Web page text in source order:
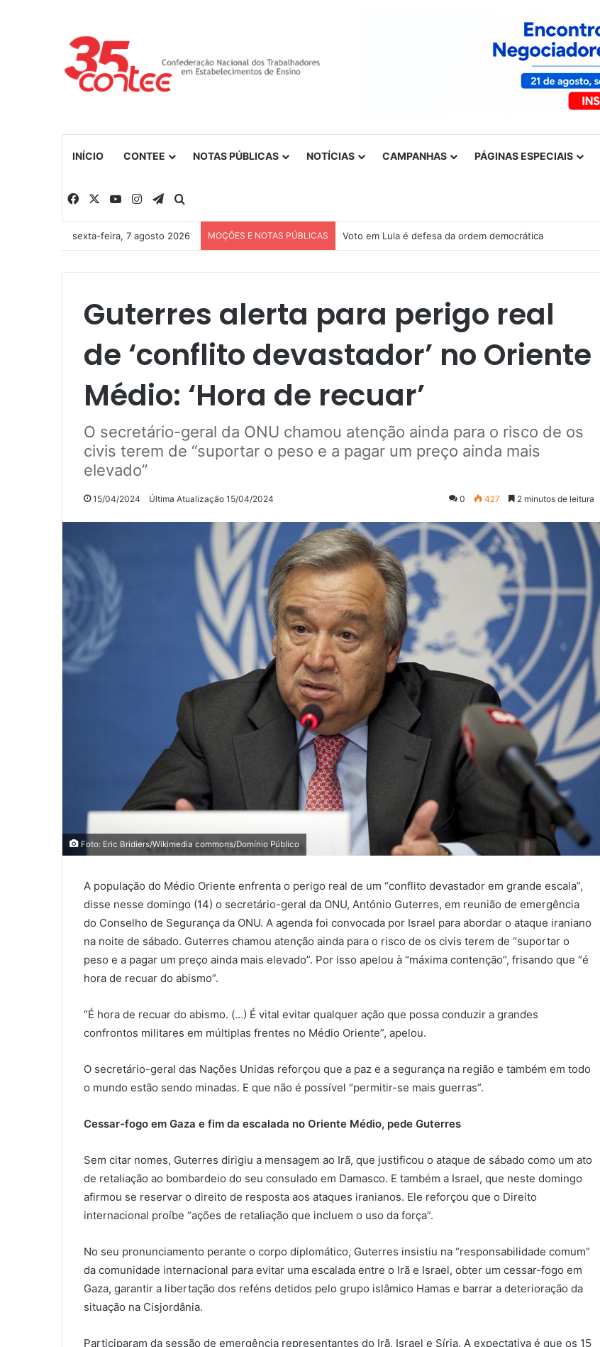
INÍCIO CONTEE NOTAS PÚBLICAS NOTÍCIAS CAMPANHAS PÁGINAS ESPECIAIS
Facebook YouTubeInstagramTelegram
sexta-feira, 7 agosto 2026 MOÇÕES E NOTAS PÚBLICAS Voto em Lula é defesa da ordem democrática
Guterres alerta para perigo real
de ‘conflito devastador’ no Oriente
Médio: ‘Hora de recuar’
O secretário-geral da ONU chamou atenção ainda para o risco de os
civis terem de “suportar o peso e a pagar um preço ainda mais
elevado”
15/04/2024 Última Atualização 15/04/2024 0 427 2 minutos de leitura
Foto: Eric Bridiers/Wikimedia commons/Domínio Público
A população do Médio Oriente enfrenta o perigo real de um “conflito devastador em grande escala”,
disse nesse domingo (14) o secretário-geral da ONU, António Guterres, em reunião de emergência
do Conselho de Segurança da ONU. A agenda foi convocada por Israel para abordar o ataque iraniano
na noite de sábado. Guterres chamou atenção ainda para o risco de os civis terem de “suportar o
peso e a pagar um preço ainda mais elevado”. Por isso apelou à “máxima contenção”, frisando que “é
hora de recuar do abismo”.
“É hora de recuar do abismo. (…) É vital evitar qualquer ação que possa conduzir a grandes
confrontos militares em múltiplas frentes no Médio Oriente”, apelou.
O secretário-geral das Nações Unidas reforçou que a paz e a segurança na região e também em todo
o mundo estão sendo minadas. E que não é possível “permitir-se mais guerras”.
Cessar-fogo em Gaza e fim da escalada no Oriente Médio, pede Guterres
Sem citar nomes, Guterres dirigiu a mensagem ao Irã, que justificou o ataque de sábado como um ato
de retaliação ao bombardeio do seu consulado em Damasco. E também a Israel, que neste domingo
afirmou se reservar o direito de resposta aos ataques iranianos. Ele reforçou que o Direito
internacional proíbe “ações de retaliação que incluem o uso da força”.
No seu pronunciamento perante o corpo diplomático, Guterres insistiu na “responsabilidade comum”
da comunidade internacional para evitar uma escalada entre o Irã e Israel, obter um cessar-fogo em
Gaza, garantir a libertação dos reféns detidos pelo grupo islâmico Hamas e barrar a deterioração da
situação na Cisjordânia.
Participaram da sessão de emergência representantes do Irã, Israel e Síria. A expectativa é que os 15